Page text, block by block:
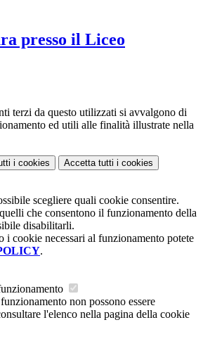
presso il Liceo
terzi da questo utilizzati si avvalgono di
ed utili alle finalità illustrate nella
i cookies Accetta tutti i cookies
scegliere quali cookie consentire.
che consentono il funzionamento della
disabilitarli.
i cookie necessari al funzionamento potete
.
non possono essere
l'elenco nella pagina della cookie